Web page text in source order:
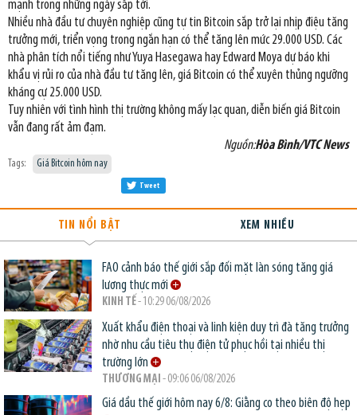
mạnh trong những ngày sắp tới.
Nhiều nhà đầu tư chuyên nghiệp cũng tự tin Bitcoin sắp trở lại nhịp điệu tăng
trưởng mới, triển vọng trong ngắn hạn có thể tăng lên mức 29.000 USD. Các
nhà phân tích nổi tiếng như Yuya Hasegawa hay Edward Moya dự báo khi
khẩu vị rủi ro của nhà đầu tư tăng lên, giá Bitcoin có thể xuyên thủng ngưỡng
kháng cự 25.000 USD.
Tuy nhiên với tình hình thị trường không mấy lạc quan, diễn biến giá Bitcoin
vẫn đang rất ảm đạm.
Nguồn:Hòa Bình/VTC News
Tags: Giá Bitcoin hôm nay
Tweet
TIN NỔI BẬT XEM NHIỀU
FAO cảnh báo thế giới sắp đối mặt làn sóng tăng giá
lương thực mới
KINH TẾ- 10:29 06/08/2026
Xuất khẩu điện thoại và linh kiện duy trì đà tăng trưởng
nhờ nhu cầu tiêu thụ điện tử phục hồi tại nhiều thị
trường lớn
THƯƠNG MẠI - 09:06 06/08/2026
Giá dầu thế giới hôm nay 6/8: Giằng co theo biên độ hẹp